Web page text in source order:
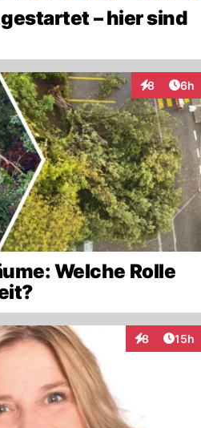
– hier sind
8 6h
Welche Rolle
8
Interaktionen
15h